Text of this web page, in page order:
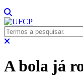
A bola já